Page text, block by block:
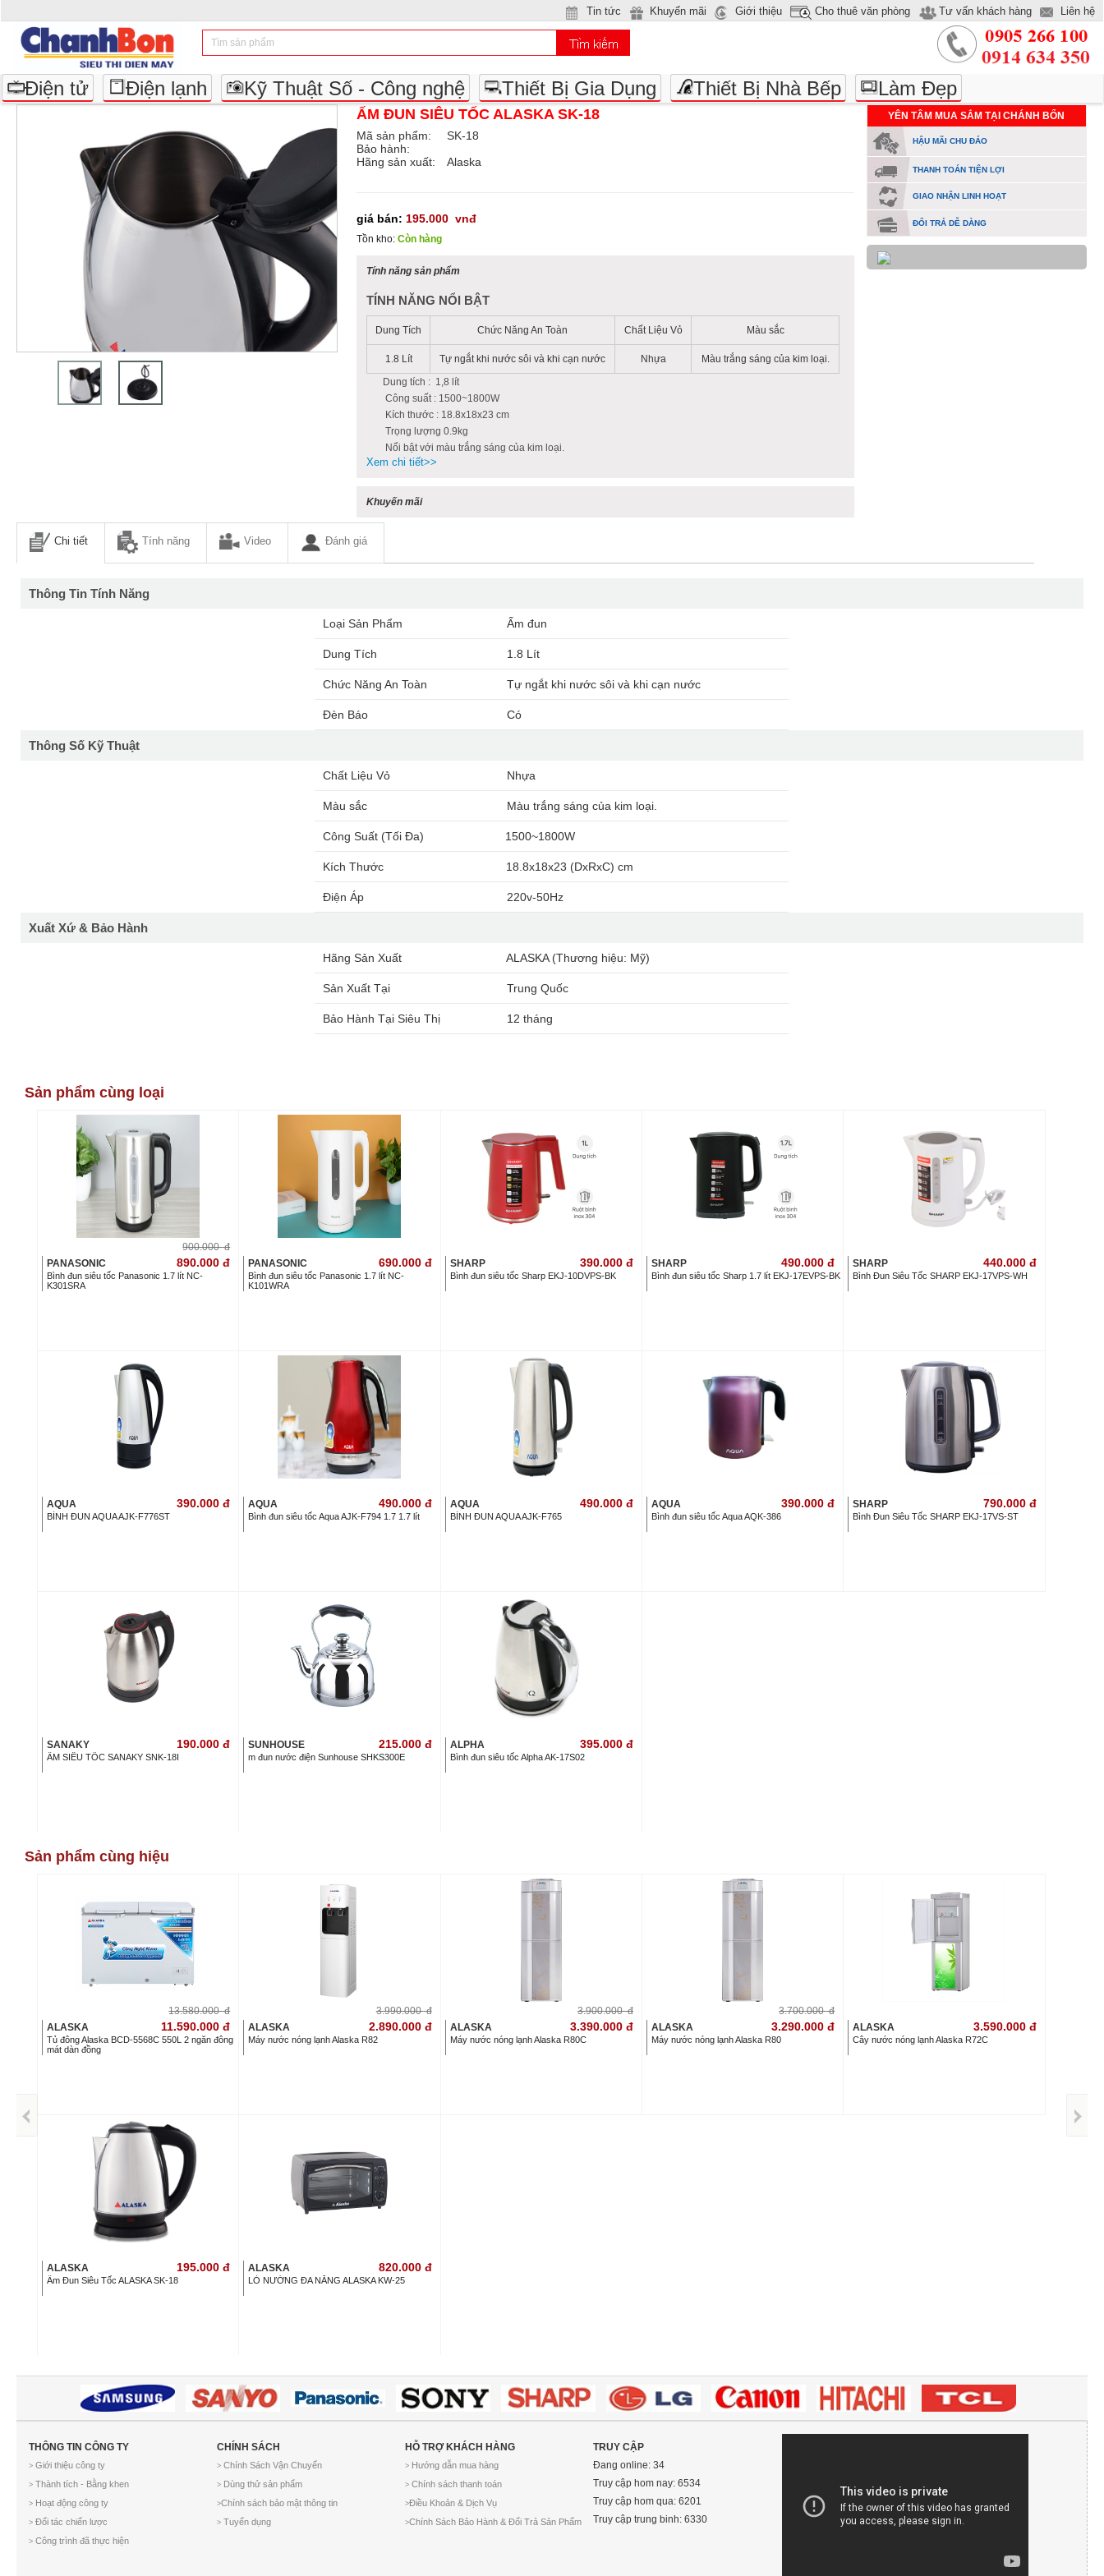
Liên hệ
Tin tức Khuyến mãi Giới thiệu Cho thuê văn phòng Tư vấn khách hàng
Điện tử Điện lạnh Kỹ Thuật Số - Công nghệ Thiết Bị Gia Dụng Thiết Bị Nhà Bếp Làm Đẹp
ẤM ĐUN SIÊU TỐC ALASKA SK-18
Mã sản phẩm:
SK-18
Bảo hành:
Hãng sản xuất:
Alaska
giá bán: 195.000 vnđ
Tồn kho: Còn hàng
Tính năng sản phẩm
TÍNH NĂNG NỔI BẬT
Dung Tích Chức Năng An Toàn Chất Liệu Vỏ Màu sắc
1.8 Lít Tự ngắt khi nước sôi và khi cạn nước Nhựa
Màu trắng sáng của kim loại.
Dung tích : 1,8 lít
Công suất : 1500~1800W
Kích thước : 18.8x18x23 cm
Trọng lượng 0.9kg
Nổi bật với màu trắng sáng của kim loại.
Xem chi tiết>>
Khuyến mãi
YÊN TÂM MUA SẮM TẠI CHÁNH BỔN
HẬU MÃI CHU ĐÁO
THANH TOÁN TIỆN LỢI
GIAO NHẬN LINH HOẠT
ĐỔI TRẢ DỄ DÀNG
Chi tiết Tính năng Video Đánh giá
Thông Tin Tính Năng
Loại Sản Phẩm Ấm đun
Dung Tích 1.8 Lít
Chức Năng An Toàn Tự ngắt khi nước sôi và khi cạn nước
Đèn Báo Có
Thông Số Kỹ Thuật
Chất Liệu Vỏ Nhựa
Màu sắc Màu trắng sáng của kim loại.
Công Suất (Tối Đa) 1500~1800W
Kích Thước 18.8x18x23 (DxRxC) cm
Điện Áp 220v-50Hz
Xuất Xứ & Bảo Hành
Hãng Sản Xuất ALASKA (Thương hiệu: Mỹ)
Sản Xuất Tại Trung Quốc
Bảo Hành Tại Siêu Thị 12 tháng
Sản phẩm cùng loại
900.000 đ
PANASONIC
890.000 đ
Bình đun siêu tốc Panasonic 1.7 lít NC-
K301SRA
PANASONIC 690.000 đ
Bình đun siêu tốc Panasonic 1.7 lít NC-
K101WRA
SHARP 390.000 đ
Bình đun siêu tốc Sharp EKJ-10DVPS-BK
SHARP 490.000 đ
Bình đun siêu tốc Sharp 1.7 lít EKJ-17EVPS-BK
SHARP 440.000 đ
Bình Đun Siêu Tốc SHARP EKJ-17VPS-WH
AQUA 390.000 đ
BÌNH ĐUN AQUA AJK-F776ST
AQUA 490.000 đ
Bình đun siêu tốc Aqua AJK-F794 1.7 1.7 lít
AQUA 490.000 đ
BÌNH ĐUN AQUA AJK-F765
AQUA 390.000 đ
Bình đun siêu tốc Aqua AQK-386
SHARP 790.000 đ
Bình Đun Siêu Tốc SHARP EKJ-17VS-ST
SANAKY 190.000 đ
ẤM SIÊU TỐC SANAKY SNK-18I
SUNHOUSE 215.000 đ
m đun nước điện Sunhouse SHKS300E
ALPHA 395.000 đ
Bình đun siêu tốc Alpha AK-17S02
Sản phẩm cùng hiệu
13.580.000 đ
ALASKA
11.590.000 đ
Tủ đông Alaska BCD-5568C 550L 2 ngăn đông
mát dàn đồng
3.990.000 đ
ALASKA
2.890.000 đ
Máy nước nóng lạnh Alaska R82
3.900.000 đ
ALASKA
3.390.000 đ
Máy nước nóng lạnh Alaska R80C
3.700.000 đ
ALASKA
3.290.000 đ
Máy nước nóng lạnh Alaska R80
ALASKA 3.590.000 đ
Cây nước nóng lạnh Alaska R72C
ALASKA 195.000 đ
Ấm Đun Siêu Tốc ALASKA SK-18
ALASKA 820.000 đ
LÒ NƯỚNG ĐA NĂNG ALASKA KW-25
THÔNG TIN CÔNG TY
> Giới thiệu công ty
> Thành tích - Bằng khen
> Hoạt động công ty
> Đối tác chiến lược
> Công trình đã thực hiện
CHÍNH SÁCH
> Chính Sách Vận Chuyển
> Dùng thử sản phẩm
>Chính sách bảo mật thông tin
> Tuyển dụng
HỖ TRỢ KHÁCH HÀNG
> Hướng dẫn mua hàng
> Chính sách thanh toán
>Điều Khoản & Dịch Vụ
>Chính Sách Bảo Hành & Đổi Trả Sản Phẩm
TRUY CẬP
Đang online: 34
Truy cập hom nay: 6534
Truy cập hom qua: 6201
Truy cập trung binh: 6330